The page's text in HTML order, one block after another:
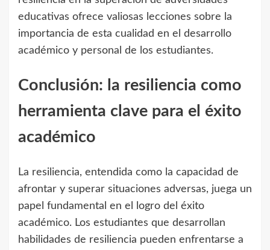
educativas ofrece valiosas lecciones sobre la
importancia de esta cualidad en el desarrollo
académico y personal de los estudiantes.
Conclusión: la resiliencia como
herramienta clave para el éxito
académico
La resiliencia, entendida como la capacidad de
afrontar y superar situaciones adversas, juega un
papel fundamental en el logro del éxito
académico. Los estudiantes que desarrollan
habilidades de resiliencia pueden enfrentarse a